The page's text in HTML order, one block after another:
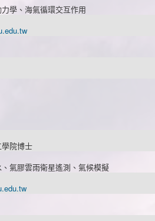
學、海氣循環交互作用
院博士
氣膠雲雨衛星遙測、氣候模擬